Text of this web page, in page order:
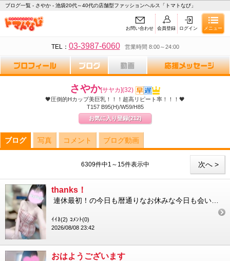
ブログ一覧 - さやか - 池袋20代～40代の店舗型ファッションヘルス「トマトなび」
お問い合わせ 会員登録 ログイン メニュー
TEL： 03-3987-6060 営業時間 8:00～24:00
さやか[サヤカ](32)
🖤圧倒的Hカップ美巨乳！！！超高リピート率！！！🖤
T157 B95(H)/W59/H85
お気に入り登録(212)
ブログ 写真 コメント ブログ動画
次へ >
6309件中1～15件表示中
thanks！
ｲｲﾈ(2) ｺﾒﾝﾄ(0)
2026/08/08 23:42
おはようございます